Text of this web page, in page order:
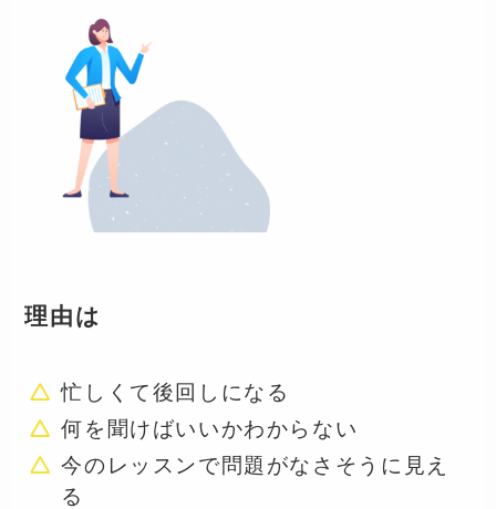
理由は
忙しくて後回しになる
何を聞けばいいかわからない
今のレッスンで問題がなさそうに見え
る